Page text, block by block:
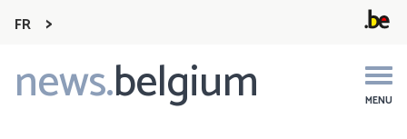
FR
news.belgium MENU
Main
navigation